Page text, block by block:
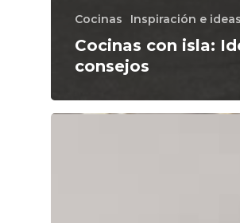
Cocinas Inspiración e ideas
Cocinas con isla:
consejos